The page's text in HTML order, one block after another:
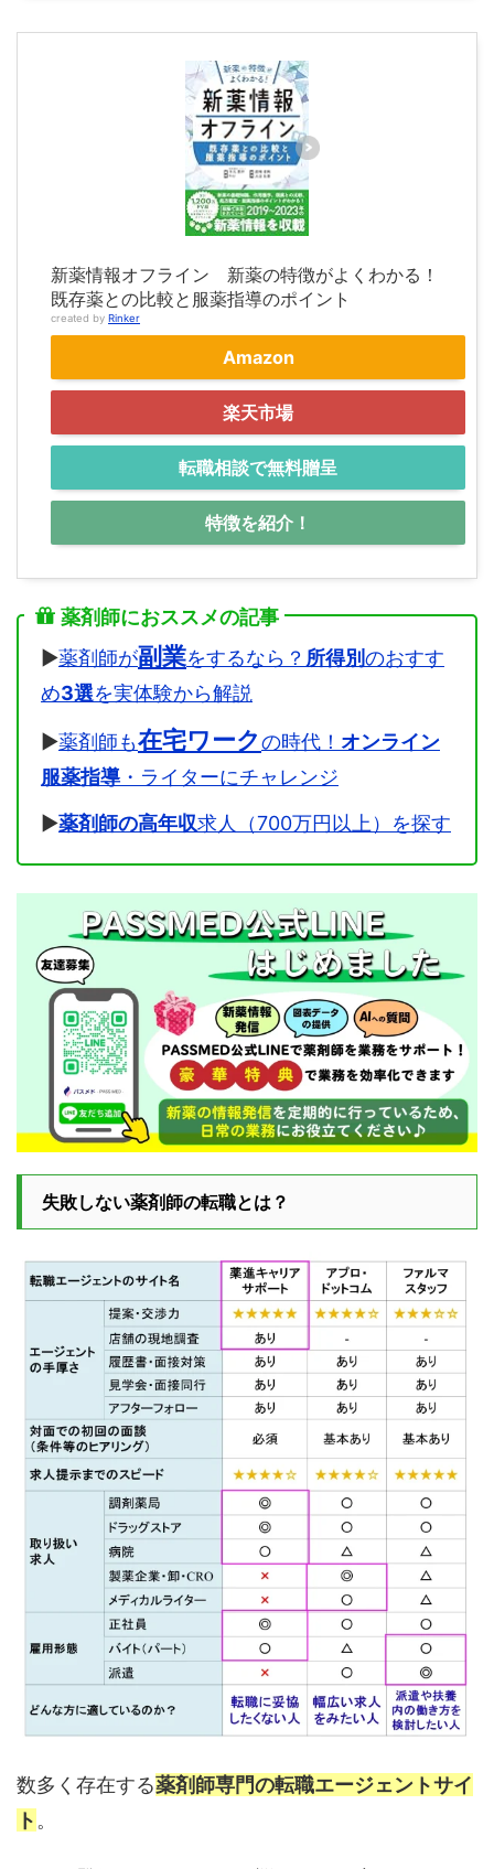
新薬情報オフライン 新薬の特徴がよくわかる！
既存薬との比較と服薬指導のポイント
created by Rinker
Amazon
楽天市場
転職相談で無料贈呈
特徴を紹介！
薬剤師におススメの記事
▶薬剤師が副業をするなら？ 所得別のおすす
め3選を実体験から解説
▶薬剤師も在宅ワークの時代！ オンライン
服薬指導 ・ライターにチャレンジ
▶薬剤師の高年収求人（700万円以上）を探す
失敗しない薬剤師の転職とは？
数多く存在する薬剤師専門の転職エージェントサイ
ト。